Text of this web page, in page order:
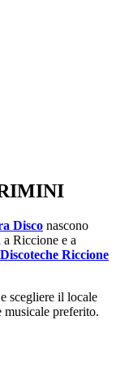
Disco nascono
Riccione e a
Discoteche Riccione
scegliere il locale
musicale preferito.